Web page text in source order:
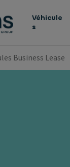
Véhicule
s
Business Lease